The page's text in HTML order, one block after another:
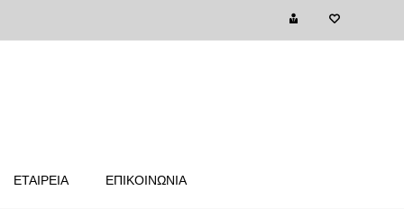
ΕΤΑΙΡΕΙΑ ΕΠΙΚΟΙΝΩΝΙΑ